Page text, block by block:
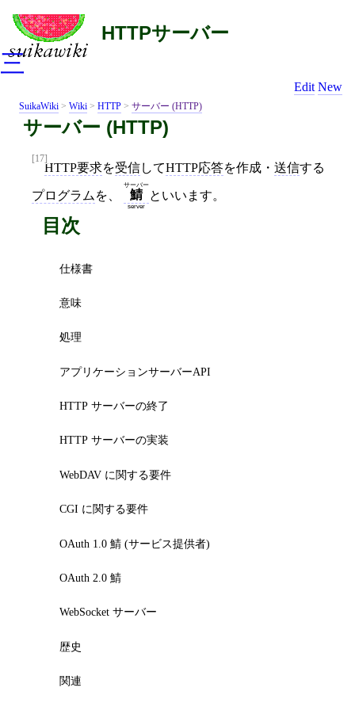
HTTPサーバー
Edit New
SuikaWiki > Wiki > HTTP > サーバー (HTTP)
サーバー (HTTP)
[17]
HTTP要求を受信してHTTP応答を作成・ 送信する
プログラム を、 鯖
サーバー
server
といいます。
目次
仕様書
意味
処理
アプリケーションサーバーAPI
HTTP サーバーの終了
HTTP サーバーの実装
WebDAV に関する要件
CGI に関する要件
OAuth 1.0 鯖 (サービス提供者)
OAuth 2.0 鯖
WebSocket サーバー
歴史
関連
三